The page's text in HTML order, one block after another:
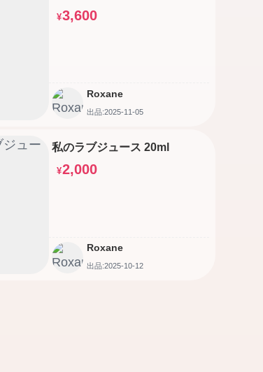
¥3,600
Roxane
出品:2025-11-05
私のラブジュース 20ml
¥2,000
Roxane
出品:2025-10-12